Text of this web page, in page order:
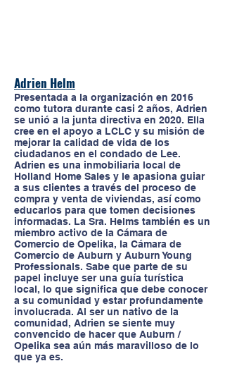
Adrien Helm
Presentada a la organización en 2016
como tutora durante casi 2 años, Adrien
se unió a la junta directiva en 2020. Ella
cree en el apoyo a LCLC y su misión de
mejorar la calidad de vida de los
ciudadanos en el condado de Lee.
Adrien es una inmobiliaria local de
Holland Home Sales y le apasiona guiar
a sus clientes a través del proceso de
compra y venta de viviendas, así como
educarlos para que tomen decisiones
informadas. La Sra. Helms también es un
miembro activo de la Cámara de
Comercio de Opelika, la Cámara de
Comercio de Auburn y Auburn Young
Professionals. Sabe que parte de su
papel incluye ser una guía turística
local, lo que significa que debe conocer
a su comunidad y estar profundamente
involucrada. Al ser un nativo de la
comunidad, Adrien se siente muy
convencido de hacer que Auburn /
Opelika sea aún más maravilloso de lo
que ya es.